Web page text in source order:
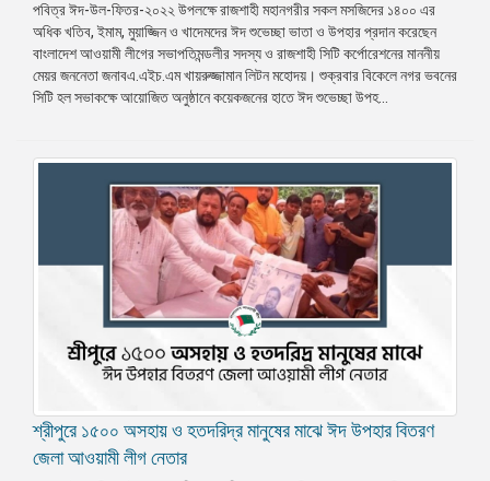
পবিত্র ঈদ-উল-ফিতর-২০২২ উপলক্ষে রাজশাহী মহানগরীর সকল মসজিদের ১৪০০ এর
অধিক খতিব, ইমাম, মুয়াজ্জিন ও খাদেমদের ঈদ শুভেচ্ছা ভাতা ও উপহার প্রদান করেছেন
বাংলাদেশ আওয়ামী লীগের সভাপতিমন্ডলীর সদস্য ও রাজশাহী সিটি কর্পোরেশনের মাননীয়
মেয়র জননেতা জনাবএ.এইচ.এম খায়রুজ্জামান লিটন মহোদয়। শুক্রবার বিকেলে নগর ভবনের
সিটি হল সভাকক্ষে আয়োজিত অনুষ্ঠানে কয়েকজনের হাতে ঈদ শুভেচ্ছা উপহ...
শ্রীপুরে ১৫০০ অসহায় ও হতদরিদ্র মানুষের মাঝে ঈদ উপহার বিতরণ
জেলা আওয়ামী লীগ নেতার